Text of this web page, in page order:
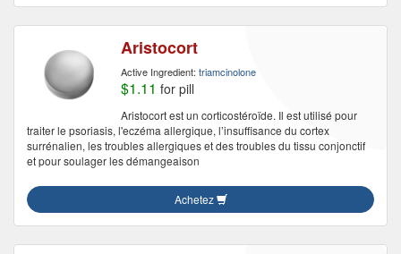
Aristocort
Active Ingredient: triamcinolone
$1.11 for pill
Aristocort est un corticostéroïde. Il est utilisé pour
traiter le psoriasis, l'eczéma allergique, l’insuffisance du cortex
surrénalien, les troubles allergiques et des troubles du tissu conjonctif
et pour soulager les démangeaison
Achetez